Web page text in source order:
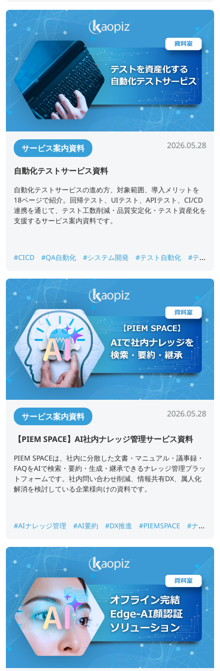
サービス案内資料 2026.05.28
自動化テストサービス資料
自動化テストサービスの進め方、対象範囲、導入メリットを
18ページで紹介。回帰テスト、UIテスト、APIテスト、CI/CD
連携を通じて、テスト工数削減・品質安定化・テスト資産化を
支援するサービス案内資料です。
#CICD #QA自動化 #システム開発 #テスト自動化
#テス
サービス案内資料 2026.05.28
【PIEM SPACE】AI社内ナレッジ管理サービス資料
PIEM SPACEは、社内に分散した文書・マニュアル・議事録・
FAQをAIで検索・要約・生成・継承できるナレッジ管理プラッ
トフォームです。社内問い合わせ削減、情報共有DX、属人化
解消を検討している企業様向けの資料です。
#AIナレッジ管理 #AI要約 #DX推進 #PIEMSPACE
#ナレ